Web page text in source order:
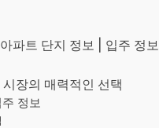
파트 단지 정보 | 입주 정
장의 매력적인 선택
정보